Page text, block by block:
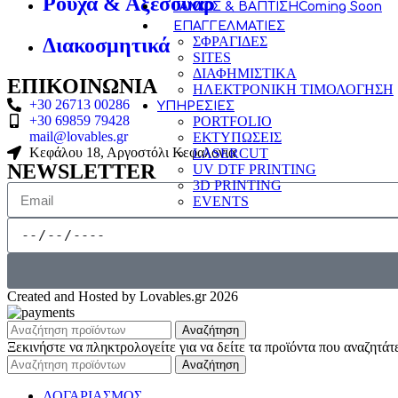
ΓΑΜΟΣ & ΒΑΠΤΙΣΗComing Soon
ΕΠΑΓΓΕΛΜΑΤΙΕΣ
ΣΦΡΑΓΙΔΕΣ
SITES
ΔΙΑΦΗΜΙΣΤΙΚΑ
ΗΛΕΚΤΡΟΝΙΚΗ ΤΙΜΟΛΟΓΗΣΗ
ΥΠΗΡΕΣΙΕΣ
PORTFOLIO
ΕΚΤΥΠΩΣΕΙΣ
LASERCUT
UV DTF PRINTING
3D PRINTING
EVENTS
Διακοσμητικά
ΕΠΙΚΟΙΝΩΝΙΑ
+30 26713 00286
+30 69859 79428
mail@lovables.gr
Κεφάλου 18, Αργοστόλι Κεφαλονια
NEWSLETTER
Created and Hosted by Lovables.gr 2026
Αναζήτηση
Ξεκινήστε να πληκτρολογείτε για να δείτε τα προϊόντα που
Αναζήτηση